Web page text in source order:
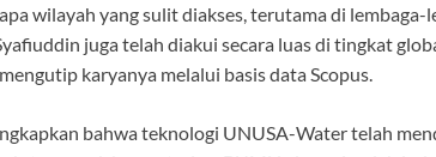
wilayah yang sulit diakses, terutama di
juga telah diakui secara luas di tingkat
karyanya melalui basis data Scopus.
bahwa teknologi UNUSA-Water telah